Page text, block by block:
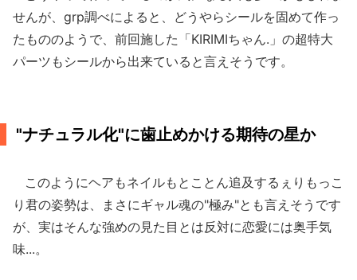
せんが、grp調べによると、どうやらシールを固めて作っ
たもののようで、前回施した「KIRIMIちゃん.」の超特大
パーツもシールから出来ていると言えそうです。
"ナチュラル化"に歯止めかける期待の星か
このようにヘアもネイルもとことん追及するぇりもっこ
り君の姿勢は、まさにギャル魂の"極み"とも言えそうです
が、実はそんな強めの見た目とは反対に恋愛には奥手気
味...。